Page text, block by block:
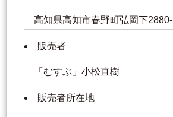
高知県高知市春野町弘岡下
販売者
「むすぶ」小松直樹
販売者所在地